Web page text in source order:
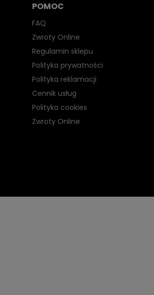
POMOC
FAQ
Zwroty Online
Regulamin sklepu
Polityka prywatności
Polityka reklamacji
Cennik usług
Polityka cookies
Zwroty Online